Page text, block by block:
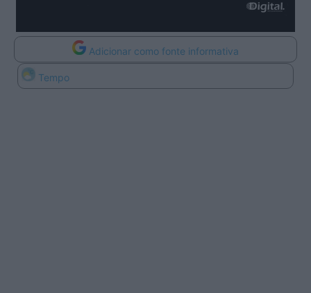
Adicionar como fonte informativa
Tempo